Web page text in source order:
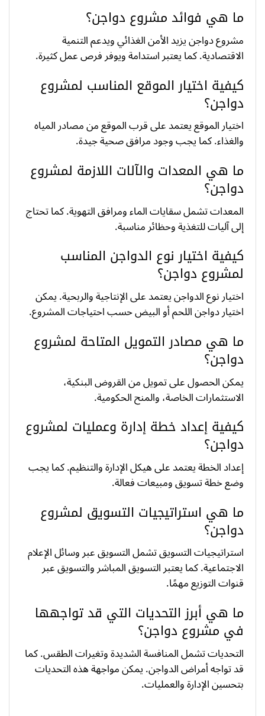
ما هي فوائد مشروع دواجن؟
مشروع دواجن يزيد الأمن الغذائي ويدعم التنمية
الاقتصادية. كما يعتبر استدامة ويوفر فرص عمل كثيرة.
كيفية اختيار الموقع المناسب لمشروع
دواجن؟
اختيار الموقع يعتمد على قرب الموقع من مصادر المياه
والغذاء. كما يجب وجود مرافق صحية جيدة.
ما هي المعدات والآلات اللازمة لمشروع
دواجن؟
المعدات تشمل سقايات الماء ومرافق التهوية. كما تحتاج
إلى آليات للتغذية وحظائر مناسبة.
كيفية اختيار نوع الدواجن المناسب
لمشروع دواجن؟
اختيار نوع الدواجن يعتمد على الإنتاجية والربحية. يمكن
اختيار دواجن اللحم أو البيض حسب احتياجات المشروع.
ما هي مصادر التمويل المتاحة لمشروع
دواجن؟
يمكن الحصول على تمويل من القروض البنكية،
الاستثمارات الخاصة، والمنح الحكومية.
كيفية إعداد خطة إدارة وعمليات لمشروع
دواجن؟
إعداد الخطة يعتمد على هيكل الإدارة والتنظيم. كما يجب
وضع خطة تسويق ومبيعات فعالة.
ما هي استراتيجيات التسويق لمشروع
دواجن؟
استراتيجيات التسويق تشمل التسويق عبر وسائل الإعلام
الاجتماعية. كما يعتبر التسويق المباشر والتسويق عبر
قنوات التوزيع مهمًا.
ما هي أبرز التحديات التي قد تواجهها
في مشروع دواجن؟
التحديات تشمل المنافسة الشديدة وتغيرات الطقس. كما
قد تواجه أمراض الدواجن. يمكن مواجهة هذه التحديات
بتحسين الإدارة والعمليات.